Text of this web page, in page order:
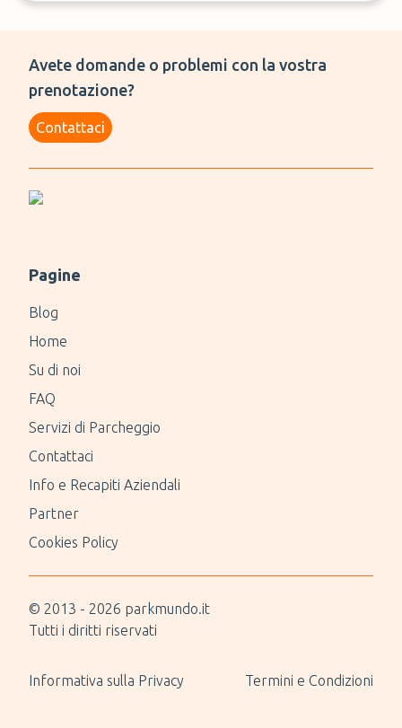
Avete domande o problemi con la vostra
prenotazione?
Contattaci
Pagine
Blog
Home
Su di noi
FAQ
Servizi di Parcheggio
Contattaci
Info e Recapiti Aziendali
Partner
Cookies Policy
© 2013 - 2026 parkmundo.it
Tutti i diritti riservati
Informativa sulla Privacy Termini e Condizioni